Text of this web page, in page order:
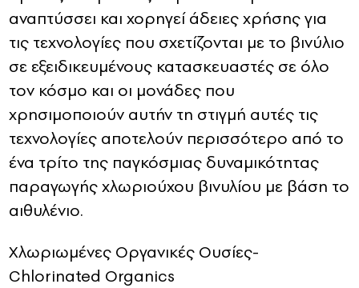
αναπτύσσει και χορηγεί άδειες χρήσης για
τις τεχνολογίες που σχετίζονται με το βινύλιο
σε εξειδικευμένους κατασκευαστές σε όλο
τον κόσμο και οι μονάδες που
χρησιμοποιούν αυτήν τη στιγμή αυτές τις
τεχνολογίες αποτελούν περισσότερο από το
ένα τρίτο της παγκόσμιας δυναμικότητας
παραγωγής χλωριούχου βινυλίου με βάση το
αιθυλένιο.
Χλωριωμένες Οργανικές Ουσίες-
Chlorinated Organics